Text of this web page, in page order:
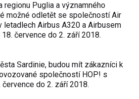
regionu Puglia a významného
možné odletět se společností Air
letadlech Airbus A320 a Airbusem
července do 2. září 2018.
Sardinie, budou mít zákazníci k
společností HOP! s
července do 2. září 2018.